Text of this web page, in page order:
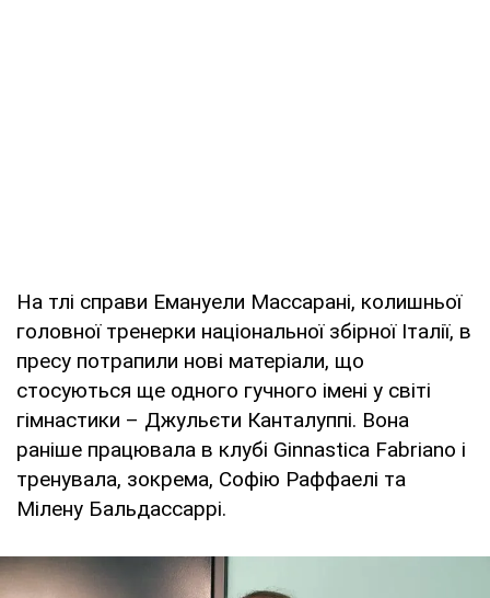
На тлі справи Емануели Маccарані, колишньої
головної тренерки національної збірної Італії, в
пресу потрапили нові матеріали, що
стосуються ще одного гучного імені у світі
гімнастики – Джульєти Канталуппі. Вона
раніше працювала в клубі Ginnastica Fabriano і
тренувала, зокрема, Софію Раффаелі та
Мілену Бальдассаррі.